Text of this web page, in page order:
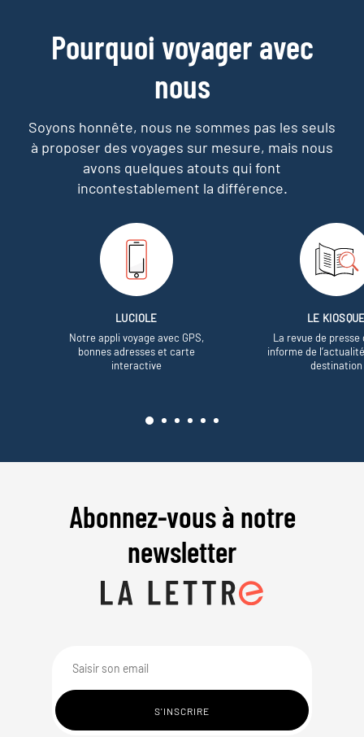
Pourquoi voyager avec
nous
Soyons honnête, nous ne sommes pas les seuls
à proposer des voyages sur mesure, mais nous
avons quelques atouts qui font
incontestablement la différence.
LUCIOLE
Notre appli voyage avec GPS,
bonnes adresses et carte
interactive
LE
La revue de presse
informe de
destination
Abonnez-vous à notre
newsletter